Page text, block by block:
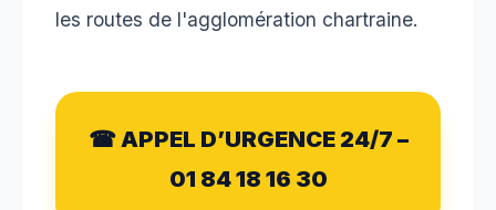
les routes de l'agglomération chartraine.
☎ APPEL D’URGENCE 24/7 –
01 84 18 16 30